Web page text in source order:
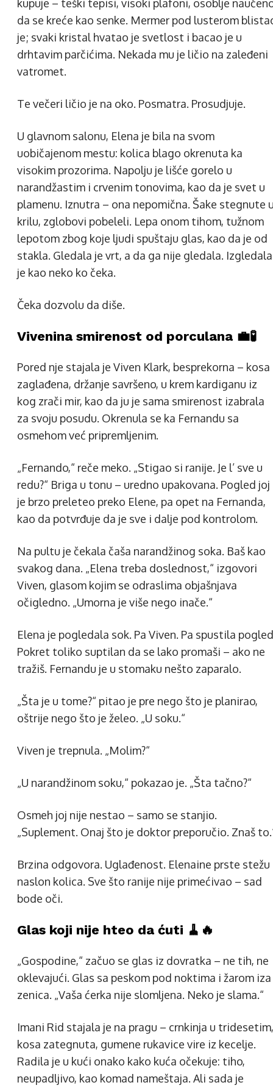
kupuje – teški tepisi, visoki plafoni, osoblje
da se kreće kao senke. Mermer pod lusterom
je; svaki kristal hvatao je svetlost i bacao je u
drhtavim parčićima. Nekada mu je ličio na zaleđeni
vatromet.
Te večeri ličio je na oko. Posmatra. Prosudjuje.
U glavnom salonu, Elena je bila na svom
uobičajenom mestu: kolica blago okrenuta ka
visokim prozorima. Napolju je lišće gorelo u
narandžastim i crvenim tonovima, kao da je svet u
plamenu. Iznutra – ona nepomična. Šake stegnute
krilu, zglobovi pobeleli. Lepa onom tihom, tužnom
lepotom zbog koje ljudi spuštaju glas, kao da je od
stakla. Gledala je vrt, a da ga nije gledala. Izgledala
je kao neko ko čeka.
Čeka dozvolu da diše.
Vivenina smirenost od porculana 💼🧪
Pored nje stajala je Viven Klark, besprekorna – kosa
zaglađena, držanje savršeno, u krem kardiganu iz
kog zrači mir, kao da ju je sama smirenost izabrala
za svoju posudu. Okrenula se ka Fernandu sa
osmehom već pripremljenim.
„Fernando,“ reče meko. „Stigao si ranije. Je l’ sve u
redu?“ Briga u tonu – uredno upakovana. Pogled joj
je brzo preleteo preko Elene, pa opet na Fernanda,
kao da potvrđuje da je sve i dalje pod kontrolom.
Na pultu je čekala čaša narandžinog soka. Baš kao
svakog dana. „Elena treba doslednost,“ izgovori
Viven, glasom kojim se odraslima objašnjava
očigledno. „Umorna je više nego inače.“
Elena je pogledala sok. Pa Viven. Pa spustila
Pokret toliko suptilan da se lako promaši – ako ne
tražiš. Fernandu je u stomaku nešto zaparalo.
„Šta je u tome?“ pitao je pre nego što je planirao,
oštrije nego što je želeo. „U soku.“
Viven je trepnula. „Molim?“
„U narandžinom soku,“ pokazao je. „Šta tačno?“
Osmeh joj nije nestao – samo se stanjiо.
„Suplement. Onaj što je doktor preporučio. Znaš
Brzina odgovora. Uglađenost. Elenaine prste stežu
naslon kolica. Sve što ranije nije primećivao – sad
bode oči.
Glas koji nije hteo da ćuti 🧹🔥
„Gospodine,“ začuo se glas iz dovratka – ne tih, ne
oklevajući. Glas sa peskom pod noktima i žarom iza
zenica. „Vaša ćerka nije slomljena. Neko je slama.“
Imani Rid stajala je na pragu – crnkinja u tridesetim,
kosa zategnuta, gumene rukavice vire iz kecelje.
Radila je u kući onako kako kuća očekuje: tiho,
neupadljivo, kao komad nameštaja. Ali sada je